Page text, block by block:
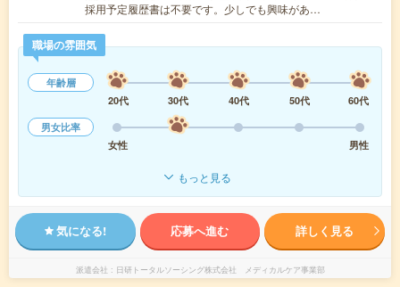
採用予定履歴書は不要です。少しでも興味があ…
職場の雰囲気
年齢層
20代
30代 40代 50代
60代
男女比率
女性
男性
もっと見る
気になる! 応募へ進む 詳しく見る
派遣会社 日研トータルソーシング株式会社 メディカルケア事業部